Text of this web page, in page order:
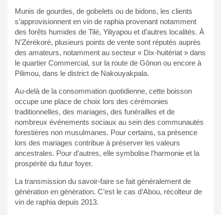
Munis de gourdes, de gobelets ou de bidons, les clients
s’approvisionnent en vin de raphia provenant notamment
des forêts humides de Tilé, Yiliyapou et d’autres localités. À
N’Zérékoré, plusieurs points de vente sont réputés auprès
des amateurs, notamment au secteur « Dix-huitériat » dans
le quartier Commercial, sur la route de Gônon ou encore à
Pilimou, dans le district de Nakouyakpala.
Au-delà de la consommation quotidienne, cette boisson
occupe une place de choix lors des cérémonies
traditionnelles, des mariages, des funérailles et de
nombreux événements sociaux au sein des communautés
forestières non musulmanes. Pour certains, sa présence
lors des mariages contribue à préserver les valeurs
ancestrales. Pour d’autres, elle symbolise l’harmonie et la
prospérité du futur foyer.
La transmission du savoir-faire se fait généralement de
génération en génération. C’est le cas d’Abou, récolteur de
vin de raphia depuis 2013.